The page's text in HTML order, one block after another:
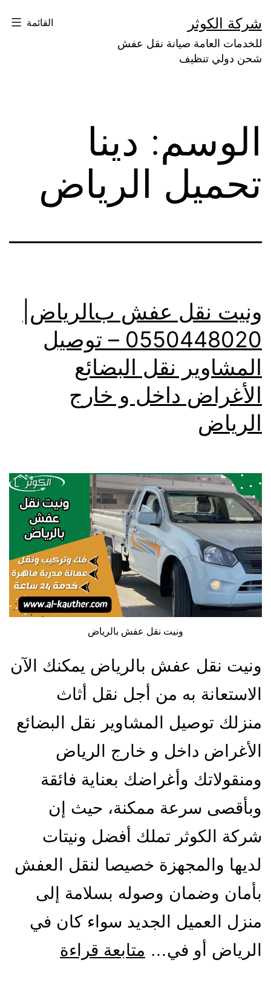
إلى
المحتوى
شركة الكوثر
للخدمات العامة صيانة نقل عفش
شحن دولي تنظيف
القائمة
الوسم: دينا
تحميل الرياض
ونيت نقل عفش بالرياض|
0550448020 – توصيل
المشاوير نقل البضائع
الأغراض داخل و خارج
الرياض
ونيت نقل عفش بالرياض
ونيت نقل عفش بالرياض يمكنك الآن
الاستعانة به من أجل نقل أثاث
منزلك توصيل المشاوير نقل البضائع
الأغراض داخل و خارج الرياض
ومنقولاتك وأغراضك بعناية فائقة
وبأقصى سرعة ممكنة، حيث إن
شركة الكوثر تملك أفضل ونيتات
لديها والمجهزة خصيصا لنقل العفش
بأمان وضمان وصوله بسلامة إلى
منزل العميل الجديد سواء كان في
الرياض أو في… متابعة قراءة